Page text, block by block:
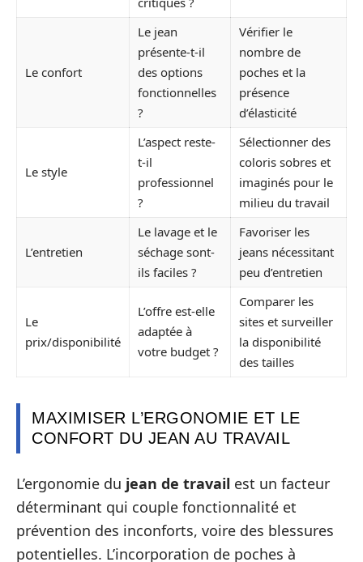
Le confort
Le jean
présente-t-il
des options
fonctionnelles
?
Vérifier le
nombre de
poches et la
présence
d’élasticité
Le style
L’aspect reste-
t-il
professionnel
?
Sélectionner des
coloris sobres et
imaginés pour le
milieu du travail
L’entretien
Le lavage et le
séchage sont-
ils faciles ?
Favoriser les
jeans nécessitant
peu d’entretien
Le
prix/disponibilité
L’offre est-elle
adaptée à
votre budget ?
Comparer les
sites et surveiller
la disponibilité
des tailles
MAXIMISER L’ERGONOMIE ET LE
CONFORT DU JEAN AU TRAVAIL
L’ergonomie du jean de travail est un facteur
déterminant qui couple fonctionnalité et
prévention des inconforts, voire des blessures
potentielles. L’incorporation de poches à